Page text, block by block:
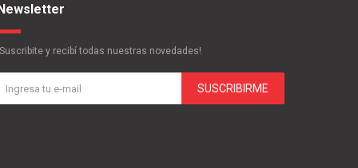
y recibí todas nuestras novedades!
SUSCRIBIRME